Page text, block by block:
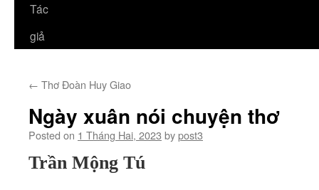
Tác
giả
← Thơ Đoàn Huy Giao
Ngày xuân nói chuyện thơ
Posted on 1 Tháng Hai, 2023 bypost3
Trần Mộng Tú